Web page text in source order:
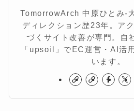
TomorrowArch 中原ひとみ-
ディレクション歴23年。ア
づくサイト改善が専門。自
「upsoil」でEC運営・AI活
います。